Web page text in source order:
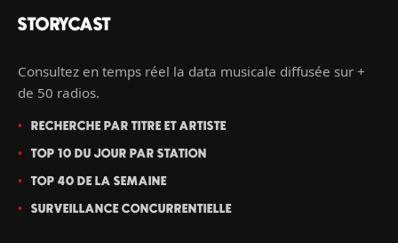
STORYCAST
Consultez en temps réel la data musicale diffusée sur +
de 50 radios.
RECHERCHE PAR TITRE ET ARTISTE
TOP 10 DU JOUR PAR STATION
TOP 40 DE LA SEMAINE
SURVEILLANCE CONCURRENTIELLE